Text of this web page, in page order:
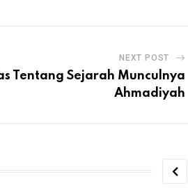
NEXT POST
Tentang Sejarah Munculnya
Ahmadiyah